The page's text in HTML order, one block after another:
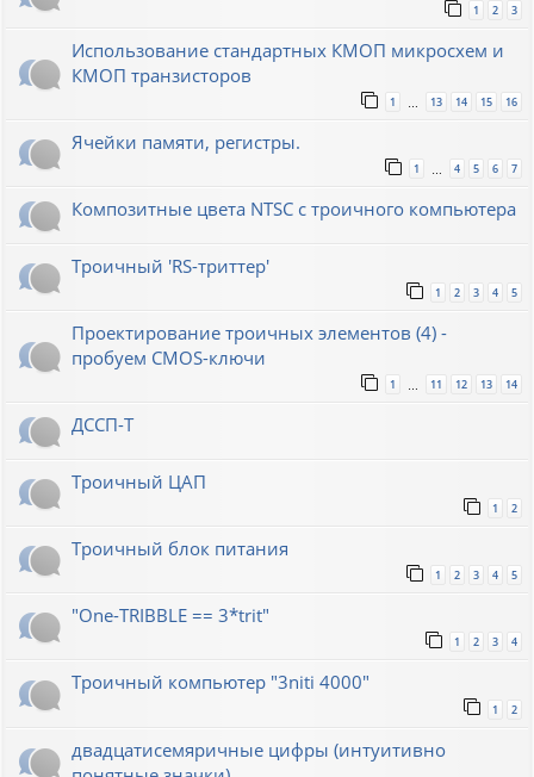
1 2 3
Использование стандартных КМОП микросхем и
КМОП транзисторов
1 13 14 15 16
Ячейки памяти, регистры.
1 4 5 6 7
Композитные цвета NTSC с троичного компьютера
Троичный 'RS-триттер'
1 2 3 4 5
Проектирование троичных элементов (4) -
пробуем CMOS-ключи
1 … 11 12 13 14
ДССП-Т
Троичный ЦАП
1 2
Троичный блок питания
1 2 3 4 5
"One-TRIBBLE == 3*trit"
1 2 3 4
Троичный компьютер "3niti 4000"
1 2
двадцатисемяричные цифры (интуитивно